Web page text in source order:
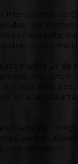
de
los rostros
número siete,
de la
martes 29 de
hay entre
más profundo,
en una ruta
pero en
los creadores.